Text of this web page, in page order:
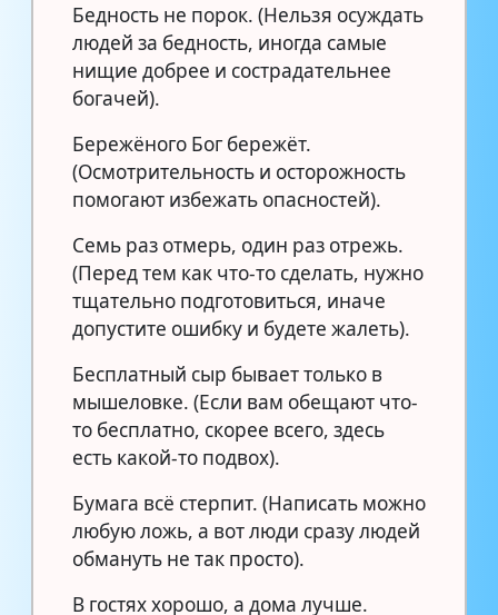
Бедность не порок. (Нельзя осуждать
людей за бедность, иногда самые
нищие добрее и сострадательнее
богачей).
Бережёного Бог бережёт.
(Осмотрительность и осторожность
помогают избежать опасностей).
Семь раз отмерь, один раз отрежь.
(Перед тем как что-то сделать, нужно
тщательно подготовиться, иначе
допустите ошибку и будете жалеть).
Бесплатный сыр бывает только в
мышеловке. (Если вам обещают что-
то бесплатно, скорее всего, здесь
есть какой-то подвох).
Бумага всё стерпит. (Написать можно
любую ложь, а вот люди сразу людей
обмануть не так просто).
В гостях хорошо, а дома лучше.